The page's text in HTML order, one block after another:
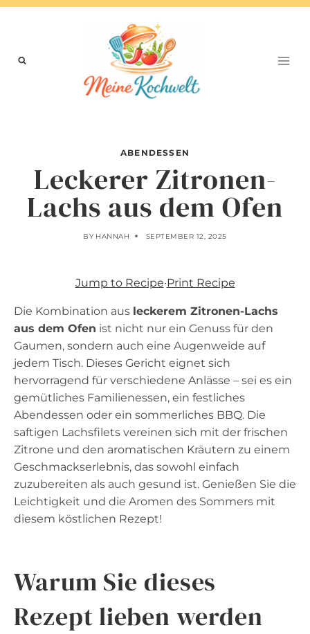
Skip
ABENDESSEN
Leckerer Zitronen-
Lachs aus dem Ofen
BY HANNAH SEPTEMBER 12, 2025
Jump to Recipe·Print Recipe
Die Kombination aus leckerem Zitronen-Lachs
aus dem Ofen ist nicht nur ein Genuss für den
Gaumen, sondern auch eine Augenweide auf
jedem Tisch. Dieses Gericht eignet sich
hervorragend für verschiedene Anlässe – sei es ein
gemütliches Familienessen, ein festliches
Abendessen oder ein sommerliches BBQ. Die
saftigen Lachsfilets vereinen sich mit der frischen
Zitrone und den aromatischen Kräutern zu einem
Geschmackserlebnis, das sowohl einfach
zuzubereiten als auch gesund ist. Genießen Sie die
Leichtigkeit und die Aromen des Sommers mit
diesem köstlichen Rezept!
Warum Sie dieses
Rezept lieben werden